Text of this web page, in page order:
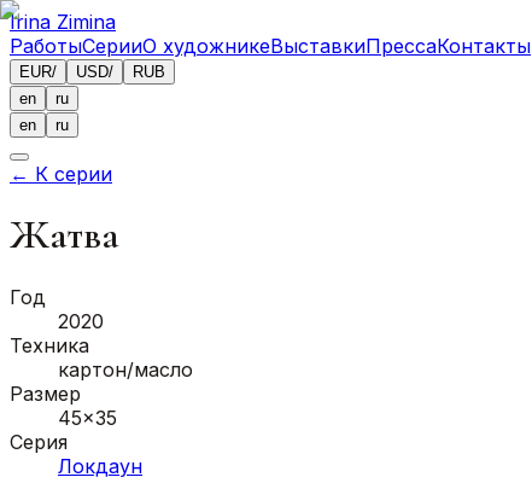
Irina Zimina
РаботыСерииО художникеВыставкиПрессаКонтакты
EUR/ USD/
RUB
en
ru
en
ru
← К серии
Жатва
Год
2020
Техника
картон/масло
Размер
45x35
Серия
Локдаун